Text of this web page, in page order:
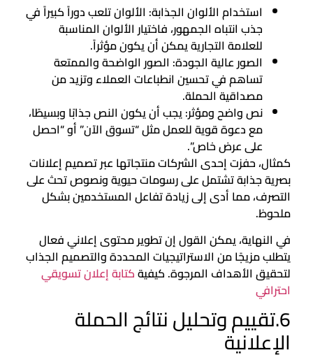
استخدام الألوان الجذابة: الألوان تلعب دوراً كبيراً في
جذب انتباه الجمهور، فاختيار الألوان المناسبة
للعلامة التجارية يمكن أن يكون مؤثراً.
الصور عالية الجودة: الصور الواضحة والممتعة
تساهم في تحسين انطباعات العملاء وتزيد من
مصداقية الحملة.
نص واضح ومؤثر: يجب أن يكون النص جذابًا وبسيطًا،
مع دعوة قوية للعمل مثل “تسوق الآن” أو “احصل
على عرض خاص”.
كمثال، حفزت إحدى الشركات منتجاتها عبر تصميم إعلانات
بصرية جذابة تشتمل على رسومات حيوية ونصوص تحث على
التصرف، مما أدى إلى زيادة تفاعل المستخدمين بشكل
ملحوظ.
في النهاية، يمكن القول إن تطوير محتوى إعلاني فعال
يتطلب مزيجًا من الاستراتيجيات المحددة والتصميم الجذاب
لتحقيق الأهداف المرجوة. كيفيةكتابة إعلان تسويقي
احترافي
6.تقييم وتحليل نتائج الحملة
الإعلانية